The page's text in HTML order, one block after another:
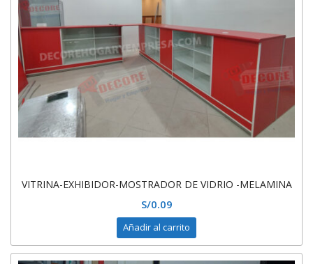
VITRINA-EXHIBIDOR-MOSTRADOR DE VIDRIO -MELAMINA
S/0.09
Añadir al carrito